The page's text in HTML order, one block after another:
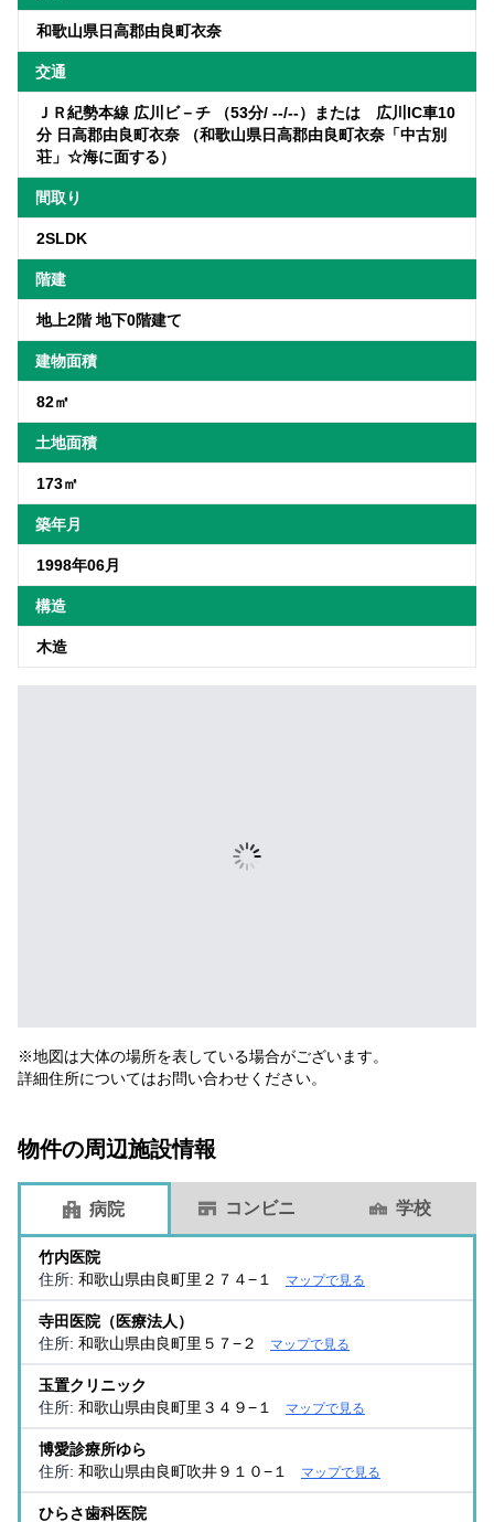
和歌山県日高郡由良町衣奈
交通
ＪＲ紀勢本線 広川ビ－チ （53分/ --/--）または 広川IC車10
分 日高郡由良町衣奈 （和歌山県日高郡由良町衣奈「中古別
荘」☆海に面する）
間取り
2SLDK
階建
地上2階 地下0階建て
建物面積
82㎡
土地面積
173㎡
築年月
1998年06月
構造
木造
※地図は大体の場所を表している場合がございます。
詳細住所についてはお問い合わせください。
物件の周辺施設情報
病院 コンビニ 学校
竹内医院
住所: 和歌山県由良町里２７４−１ マップで見る
寺田医院（医療法人）
住所: 和歌山県由良町里５７−２ マップで見る
玉置クリニック
住所: 和歌山県由良町里３４９−１ マップで見る
博愛診療所ゆら
住所: 和歌山県由良町吹井９１０−１ マップで見る
ひらさ歯科医院